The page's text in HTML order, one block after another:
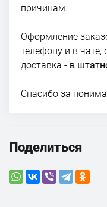
причинам.
Оформление
телефону и в
доставка - в
Спасибо за
Поделиться